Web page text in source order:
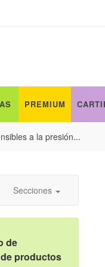
PREMIUM
a la presión...
Secciones
de
productos